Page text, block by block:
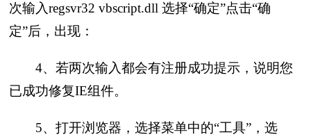
次输入regsvr32 vbscript.dll 选择“确定”点击“确
定”后，出现：
4、若两次输入都会有注册成功提示，说明您
已成功修复IE组件。
5、打开浏览器，选择菜单中的“工具”，选